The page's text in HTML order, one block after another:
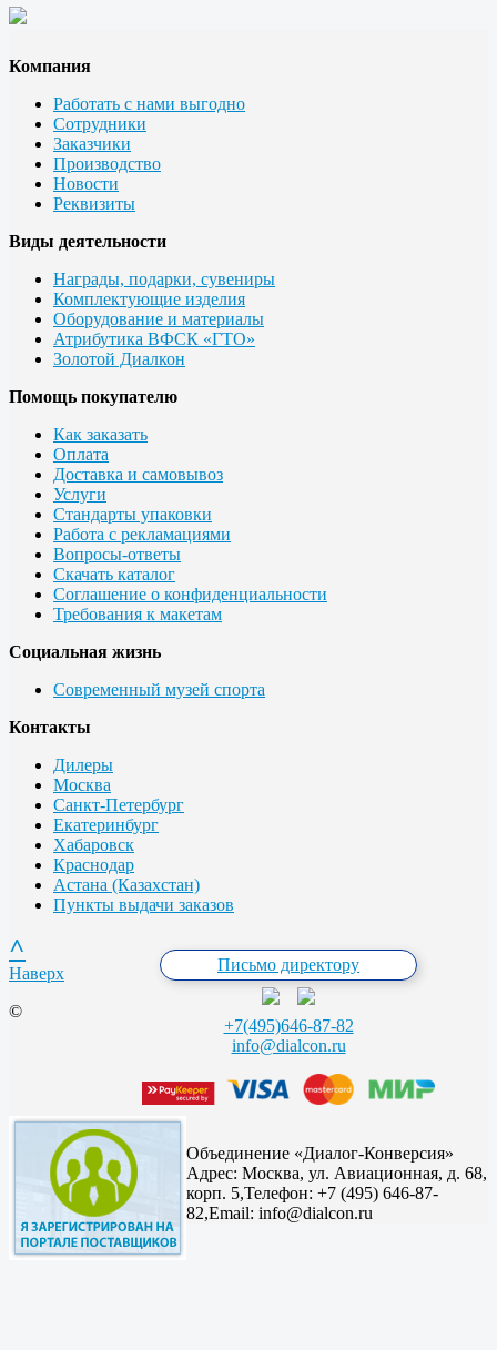
Компания
Работать с нами выгодно
Сотрудники
Заказчики
Производство
Новости
Реквизиты
Виды деятельности
Награды, подарки, сувениры
Комплектующие изделия
Оборудование и материалы
Атрибутика ВФСК «ГТО»
Золотой Диалкон
Помощь покупателю
Как заказать
Оплата
Доставка и самовывоз
Услуги
Стандарты упаковки
Работа с рекламациями
Вопросы-ответы
Скачать каталог
Соглашение о конфиденциальности
Требования к макетам
Социальная жизнь
Современный музей спорта
Контакты
Дилеры
Москва
Санкт-Петербург
Екатеринбург
Хабаровск
Краснодар
Астана (Казахстан)
Пункты выдачи заказов
Письмо директору
+7(495)646-87-82
info@dialcon.ru
^
Наверх
©
Объединение «Диалог-Конверсия»
Адрес: Москва, ул. Авиационная, д. 68,
корп. 5,Телефон: +7 (495) 646-87-
82,Email: info@dialcon.ru